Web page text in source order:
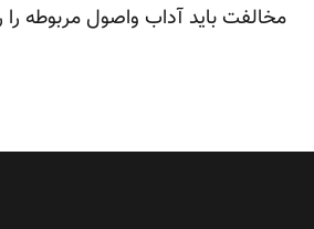
مخالفت باید آداب واصول مربوطه را